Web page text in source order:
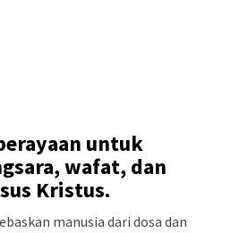
untuk
wafat, dan
Kristus.
manusia dari dosa dan